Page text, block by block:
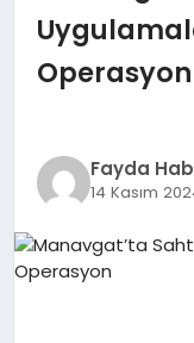
TEKNOLOJI
SIYASET
MAGAZIN
Operasyon
Fayda
14 Kasım